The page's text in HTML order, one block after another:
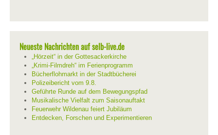
Neueste Nachrichten auf selb-live.de
„Hörzeit“ in der Gottesackerkirche
„Krimi-Filmdreh“ im Ferienprogramm
Bücherflohmarkt in der Stadtbücherei
Polizeibericht vom 9.8.
Geführte Runde auf dem Bewegungspfad
Musikalische Vielfalt zum Saisonauftakt
Feuerwehr Wildenau feiert Jubiläum
Entdecken, Forschen und Experimentieren